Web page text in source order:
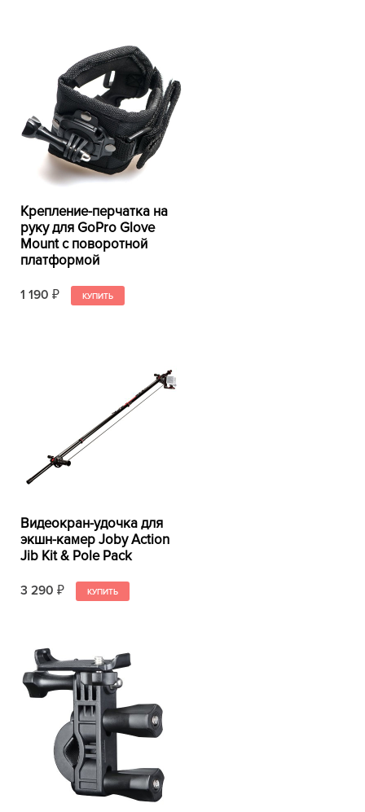
Крепление-перчатка на
руку для GoPro Glove
Mount с поворотной
платформой
1 190 ₽
Видеокран-удочка для
экшн-камер Joby Action
Jib Kit & Pole Pack
3 290 ₽